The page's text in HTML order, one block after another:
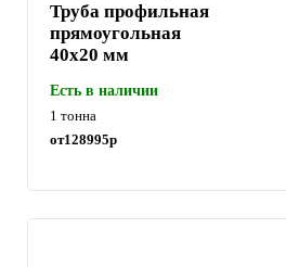
Труба профильная
прямоугольная
40х20 мм
Есть в наличии
1 тонна
от128995р